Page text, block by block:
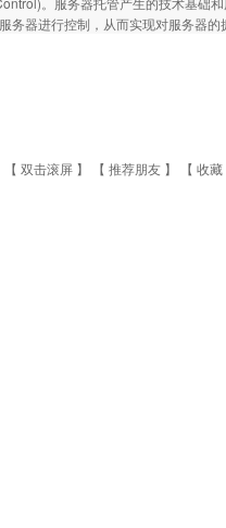
器进行控制，从而实现对服务器的
【 双击滚屏 】 【 推荐朋友 】 【 收藏